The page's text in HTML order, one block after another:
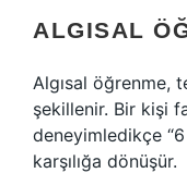
ALGISAL
Algısal öğrenme,
şekillenir. Bir kişi
deneyimledikçe
karşılığa dönüşür.